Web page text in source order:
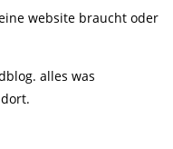
website braucht oder
alles was